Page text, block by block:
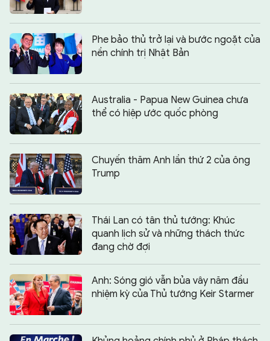
Phe bảo thủ trở lại và bước ngoặt của
nền chính trị Nhật Bản
Australia - Papua New Guinea chưa
thể có hiệp ước quốc phòng
Chuyến thăm Anh lần thứ 2 của ông
Trump
Thái Lan có tân thủ tướng: Khúc
quanh lịch sử và những thách thức
đang chờ đợi
Anh: Sóng gió vẫn bủa vây năm đầu
nhiệm kỳ của Thủ tướng Keir Starmer